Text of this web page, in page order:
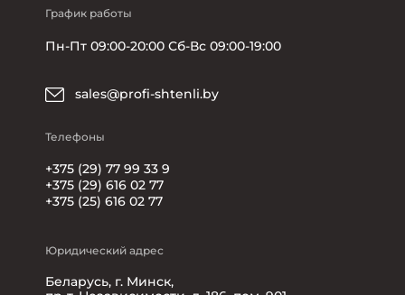
График работы
Пн-Пт 09:00-20:00 Сб-Вс 09:00-19:00
sales@profi-shtenli.by
Телефоны
+375 (29) 77 99 33 9
+375 (29) 616 02 77
+375 (25) 616 02 77
Юридический адрес
Беларусь, г. Минск,